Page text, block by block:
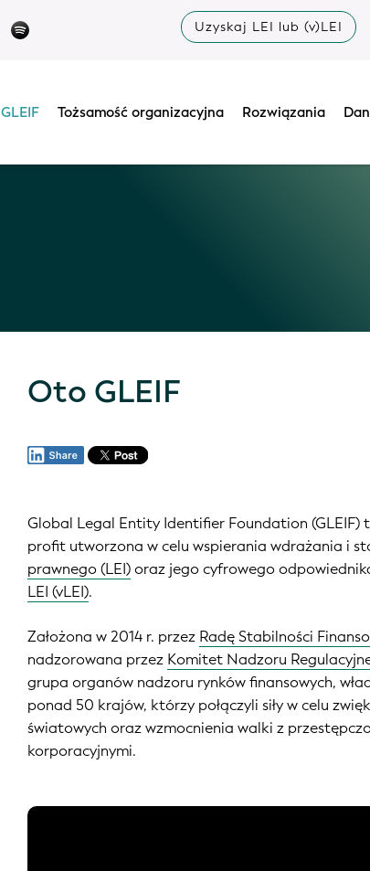
Uzyskaj LEI lub (v)LEI
GLEIF Tożsamość organizacyjna Rozwiązania
Oto GLEIF
Global Legal Entity Identifier Foundation
profit utworzona w celu wspierania wdrażania i
prawnego (LEI)oraz jego cyfrowego
LEI (vLEI).
Założona w 2014 r. przez Radę Stabilności
nadzorowana przez Komitet Nadzoru
grupa organów nadzoru rynków finansowych,
ponad 50 krajów, którzy połączyli siły w celu
światowych oraz wzmocnienia walki z
korporacyjnymi.